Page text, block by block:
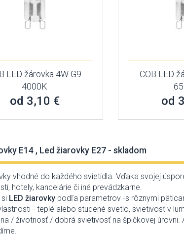
LED žárovka 4W G9
4000K
od 3,10 €
COB LED
od
E14 , Led žiarovky E27 - skladom
vhodné do každého svietidla. Vďaka svojej
hotely, kancelárie či iné prevádzkarne.
LED žiarovkypodľa parametrov -s rôznymi
- teplé alebo studené svetlo, svietivosť v
/ životnosť / dobrá svietivosť na špičkovej úrovni.